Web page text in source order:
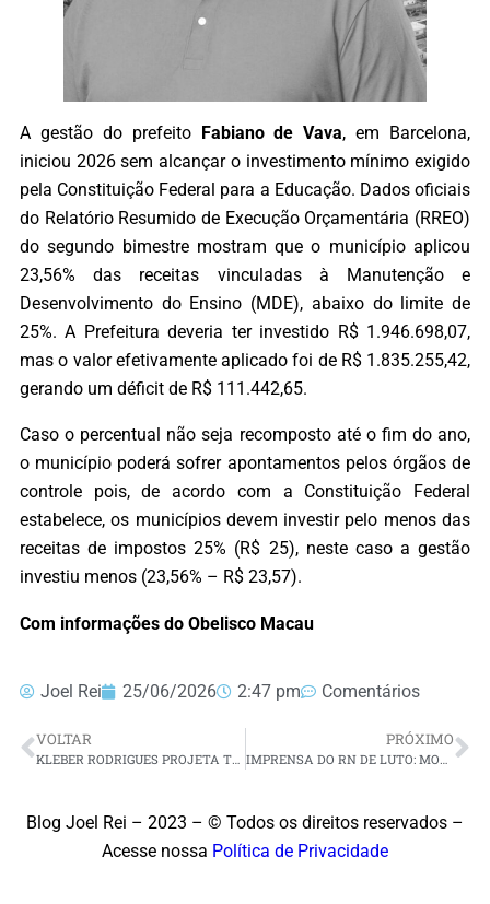
A gestão do prefeito Fabiano de Vava, em Barcelona,
iniciou 2026 sem alcançar o investimento mínimo exigido
pela Constituição Federal para a Educação. Dados oficiais
do Relatório Resumido de Execução Orçamentária (RREO)
do segundo bimestre mostram que o município aplicou
23,56% das receitas vinculadas à Manutenção e
Desenvolvimento do Ensino (MDE), abaixo do limite de
25%. A Prefeitura deveria ter investido R$ 1.946.698,07,
mas o valor efetivamente aplicado foi de R$ 1.835.255,42,
gerando um déficit de R$ 111.442,65.
Caso o percentual não seja recomposto até o fim do ano,
o município poderá sofrer apontamentos pelos órgãos de
controle pois, de acordo com a Constituição Federal
estabelece, os municípios devem investir pelo menos das
receitas de impostos 25% (R$ 25), neste caso a gestão
investiu menos (23,56% – R$ 23,57).
Com informações do Obelisco Macau
Joel Rei 25/06/2026 2:47 pm Comentários
VOLTAR PRÓXIMO
Blog Joel Rei – 2023 – © Todos os direitos reservados –
Acesse nossa Política de Privacidade